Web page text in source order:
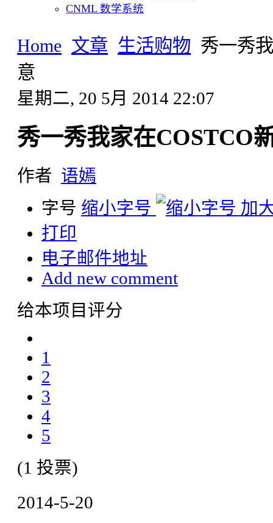
CNML 数学系统
Home 文章 生活购物 秀一秀
意
星期二, 20 5月 2014 22:07
秀一秀我家在COSTCO
作者 语嫣
字号 缩小字号
加
打印
电子邮件地址
Add new comment
给本项目评分
1
2
3
4
5
(1 投票)
2014-5-20